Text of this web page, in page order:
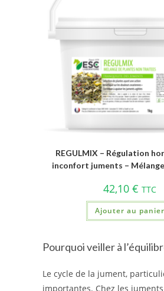
REGULMIX – Régulation
inconfort juments –
42,10€ TTC
Ajouter au panier
Pourquoi veiller à
Le cycle de la jument,
importantes. Chez les